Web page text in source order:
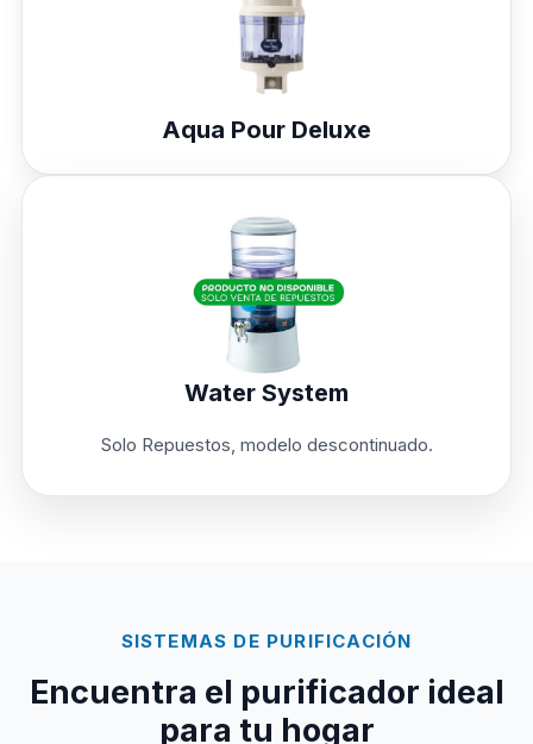
Aqua Pour Deluxe
Water System
Solo Repuestos, modelo descontinuado.
SISTEMAS DE PURIFICACIÓN
Encuentra el purificador ideal
para tu hogar